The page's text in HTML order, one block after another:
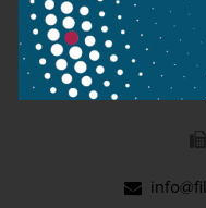
1095